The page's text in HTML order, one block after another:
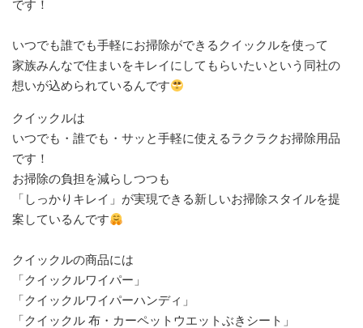
です！⁡
⁡いつでも誰でも手軽にお掃除ができるクイックルを使って⁡
⁡家族みんなで住まいをキレイにしてもらいたいという同社の
想いが込められているんです⁡
クイックルは⁡
⁡いつでも・誰でも・サッと手軽に使えるラクラクお掃除用品
です！⁡
⁡お掃除の負担を減らしつつも⁡
⁡「しっかりキレイ」が実現できる新しいお掃除スタイルを提
案しているんです
クイックルの商品には⁡
⁡「クイックルワイパー」⁡
⁡「クイックルワイパーハンディ」⁡
⁡「クイックル 布・カーペットウエットぶきシート」⁡